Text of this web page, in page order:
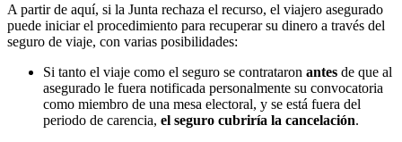
A partir de aquí, si la Junta rechaza el recurso, el viajero asegurado
puede iniciar el procedimiento para recuperar su dinero a través del
seguro de viaje, con varias posibilidades:
Si tanto el viaje como el seguro se contrataronantes de que al
asegurado le fuera notificada personalmente su convocatoria
como miembro de una mesa electoral, y se está fuera del
periodo de carencia,el seguro cubriría la cancelación.